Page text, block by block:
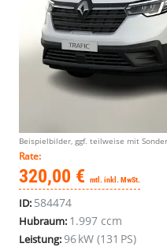
Beispielbilder, ggf. teilweise mit
Rate:
320,00 € mtl. inkl. MwSt.
ID: 584474
Hubraum: 1.997 ccm
Leistung:96 kW (131 PS)